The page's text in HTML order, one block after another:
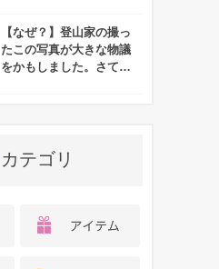
【なぜ？】登山家の撮っ
たこの写真が大きな物議
をかもしました。さて、
カテゴリ